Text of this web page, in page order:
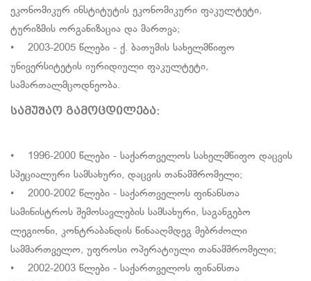
ეკონომიკურ ინსტიტუტის ეკონომიკური ფაკულტეტი,
ტურიზმის ორგანიზაცია და მართვა;
• 2003-2005 წლები - ქ. ბათუმის სახელმწიფო
უნივერსიტეტის იურიდიული ფაკულტეტი,
სამართალმცოდნეობა.
სამუშაო გამოცდილება:
• 1996-2000 წლები - საქართველოს სახელმწიფო დაცვის
სპეციალური სამსახური, დაცვის თანამშრომელი;
• 2000-2002 წლები - საქართველოს ფინანსთა
სამინისტროს შემოსავლების სამსახური, საგანგებო
ლეგიონი, კონტრაბანდის წინააღმდეგ მებრძოლი
სამმართველო, უფროსი ოპერატიული თანამშრომელი;
• 2002-2003 წლები - საქართველოს ფინანსთა